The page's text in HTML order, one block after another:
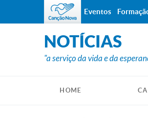
NOTÍCIAS
"a serviço da vida e da
HOME
Eventos